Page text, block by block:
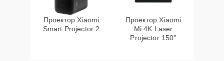
Проектор Xiaomi
Smart Projector 2
Проектор Xiaomi
Mi 4K Laser
Projector 150″